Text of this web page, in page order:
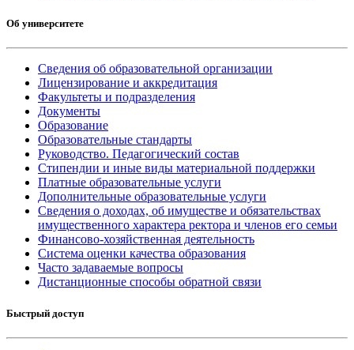
Об университете
Сведения об образовательной организации
Лицензирование и аккредитация
Факультеты и подразделения
Документы
Образование
Образовательные стандарты
Руководство. Педагогический состав
Стипендии и иные виды материальной поддержки
Платные образовательные услуги
Дополнительные образовательные услуги
Сведения о доходах, об имуществе и обязательствах
имущественного характера ректора и членов его семьи
Финансово-хозяйственная деятельность
Система оценки качества образования
Часто задаваемые вопросы
Дистанционные способы обратной связи
Быстрый доступ